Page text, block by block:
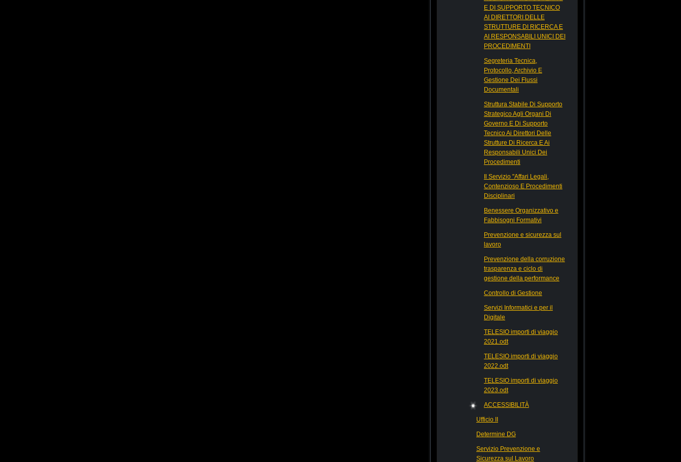
E DI SUPPORTO TECNICO
AI DIRETTORI DELLE
STRUTTURE DI RICERCA E
AI RESPONSABILI UNICI DEI
PROCEDIMENTI
Segreteria Tecnica,
Protocollo, Archivio E
Gestione Dei Flussi
Documentali
Struttura Stabile Di Supporto
Strategico Agli Organi Di
Governo E Di Supporto
Tecnico Ai Direttori Delle
Strutture Di Ricerca E Ai
Responsabili Unici Dei
Procedimenti
Il Servizio "Affari Legali,
Contenzioso E Procedimenti
Disciplinari
Benessere Organizzativo e
Fabbisogni Formativi
Prevenzione e sicurezza sul
lavoro
Prevenzione della corruzione
trasparenza e ciclo di
gestione della performance
Controllo di Gestione
Servizi Informatici e per il
Digitale
TELESIO importi di viaggio
2021.odt
TELESIO importi di viaggio
2022.odt
TELESIO importi di viaggio
2023.odt
ACCESSIBILITÀ
Ufficio II
Determine DG
Servizio Prevenzione e
Sicurezza sul Lavoro